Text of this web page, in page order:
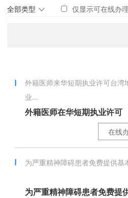
全部类型
仅显示可在线办
外籍医师来华短期执业许可台湾
业...
外籍医师在华短期执业许可
在线
为严重精神障碍患者免费提供基
为严重精神障碍患者免费提